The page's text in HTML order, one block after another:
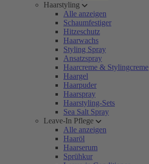
Haarstyling
Alle anzeigen
Schaumfestiger
Hitzeschutz
Haarwachs
Styling Spray
Ansatzspray
Haarcreme & Stylingcreme
Haargel
Haarpuder
Haarspray
Haarstyling-Sets
Sea Salt Spray
Leave-In Pflege
Alle anzeigen
Haaröl
Haarserum
Sprühkur